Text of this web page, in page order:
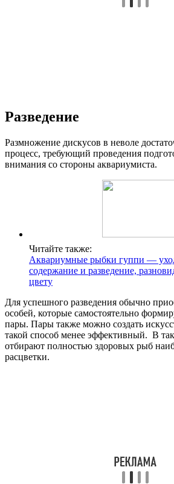
Разведение
Размножение дискусов в неволе
процесс, требующий проведения
внимания со стороны аквариумиста.
Читайте также:
Аквариумные рыбки гуппи —
содержание и разведение,
цвету
Для успешного разведения обычно
особей, которые самостоятельно
пары. Пары также можно создать
такой способ менее эффективный. В
отбирают полностью здоровых рыб
расцветки.